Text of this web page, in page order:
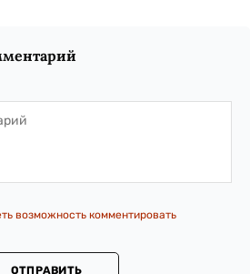
возможность комментировать
ОТПРАВИТЬ